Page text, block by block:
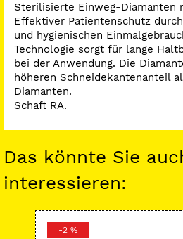
Sterilisierte Einweg-Diamanten
Effektiver Patientenschutz
und hygienischen
Technologie sorgt für lange
bei der Anwendung. Die
höheren Schneidekantenanteil
Diamanten.
Schaft RA.
Das könnte Sie
interessieren:
-2 %